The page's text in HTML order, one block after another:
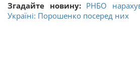
Згадайте новину: РНБО
Україні: Порошенко посеред них